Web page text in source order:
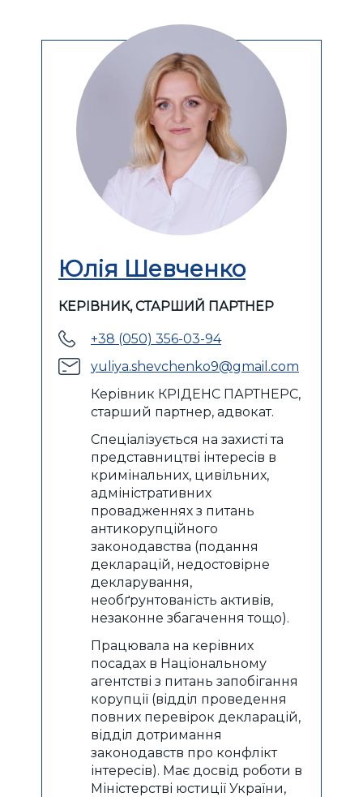
Юлія Шевченко
КЕРІВНИК, СТАРШИЙ ПАРТНЕР
+38 (050) 356-03-94
yuliya.shevchenko9@gmail.com
Керівник КРІДЕНС ПАРТНЕРС,
старший партнер, адвокат.
Спеціалізується на захисті та
представництві інтересів в
кримінальних, цивільних,
адміністративних
провадженнях з питань
антикорупційного
законодавства (подання
декларацій, недостовірне
декларування,
необґрунтованість активів,
незаконне збагачення тощо).
Працювала на керівних
посадах в Національному
агентстві з питань запобігання
корупції (відділ проведення
повних перевірок декларацій,
відділ дотримання
законодавств про конфлікт
інтересів). Має досвід роботи в
Міністерстві юстиції України,